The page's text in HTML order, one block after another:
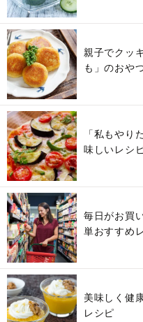
親子でクッ
も」のおや
「私もやり
味しいレシ
毎日がお買
単おすすめ
美味しく健
レシピ